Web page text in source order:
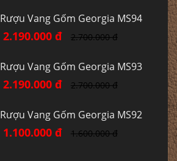
Rượu Vang Gốm Georgia MS94
2.190.000 đ 2.700.000 đ
Rượu Vang Gốm Georgia MS93
2.190.000 đ 2.700.000 đ
Rượu Vang Gốm Georgia MS92
1.100.000 đ 1.600.000 đ